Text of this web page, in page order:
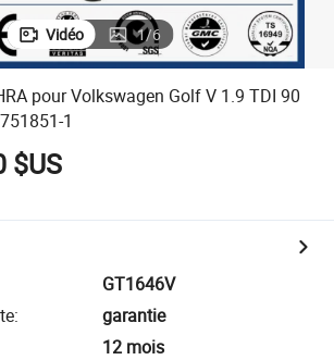
Vidéo 1/6
pour Volkswagen Golf V 1.9 TDI 90
1
$US
GT1646V
:
garantie
12 mois